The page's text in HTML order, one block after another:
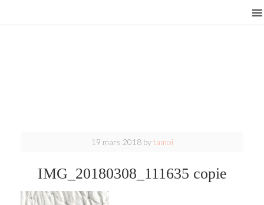
19 mars 2018bytamoi
IMG_20180308_111635 copie